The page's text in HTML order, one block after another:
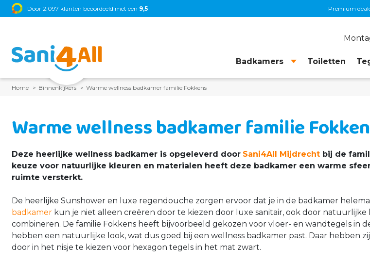
Door 2.097 klanten beoordeeld met een 9,5 Premium
Xenz Sunshower • Thebalux • Brauer • • KS Plafonds
Badkamers Toiletten
Home Binnenkijkers Warme wellness badkamer familie Fokkens
Warme wellness badkamer familie
Deze heerlijke wellness badkamer is opgeleverd door Sani4All Mijdrecht bij de
keuze voor natuurlijke kleuren en materialen heeft deze badkamer een warme
ruimte versterkt.
De heerlijke Sunshower en luxe regendouche zorgen ervoor dat je in de badkamer
badkamer kun je niet alleen creëren door te kiezen door luxe sanitair, ook door
combineren. De familie Fokkens heeft bijvoorbeeld gekozen voor vloer- en wandtegels in
hebben een natuurlijke look, wat dus goed bij een wellness badkamer past. Daar hebben
door in het nisje te kiezen voor hexagon tegels in het mat zwart.